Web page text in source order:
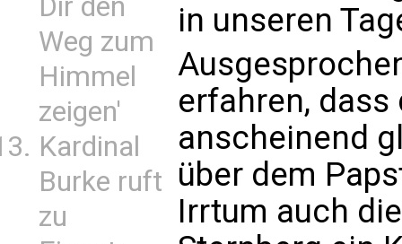
Dir den
Weg zum
Himmel
zeigen'
Kardinal
Burke ruft
zu
in unseren
erfahren, dass
anscheinend
über dem
Irrtum auch